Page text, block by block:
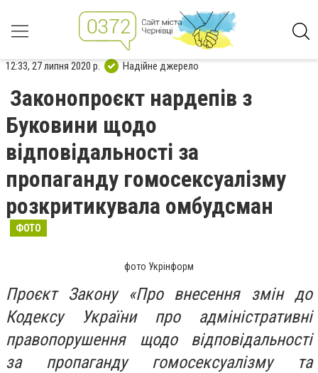
12:33, 27 липня 2020 р. Надійне джерело
Законопроєкт нардепів з
Буковини щодо
відповідальності за
пропаганду гомосексуалізму
розкритикувала омбудсман
ФОТО
фото Укрінформ
Проєкт Закону «Про внесення змін до
Кодексу України про адміністративні
правопорушення щодо відповідальності
за пропаганду гомосексуалізму та